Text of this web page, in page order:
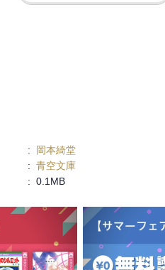
:
岡本綺堂
: 青空文庫
: 0.1MB